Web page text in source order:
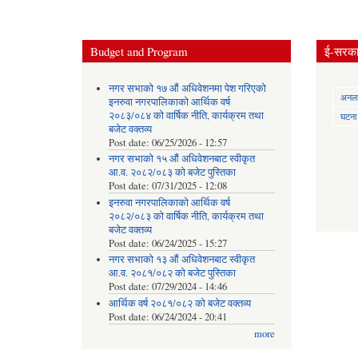
Budget and Program
नगर सभाको १७ औं अधिवेशनमा पेश गरिएको
इनरुवा नगरपालिकाको आर्थिक वर्ष
२०८३/०८४ को वार्षिक नीति, कार्यक्रम तथा
बजेट वक्तव्य
Post date: 06/25/2026 - 12:57
नगर सभाको १५ औं अधिवेशनबाट स्वीकृत
आ.व. २०८२/०८३ को बजेट पुस्तिका
Post date: 07/31/2025 - 12:08
इनरुवा नगरपालिकाको आर्थिक वर्ष
२०८२/०८३ को वार्षिक नीति, कार्यक्रम तथा
बजेट वक्तव्य
Post date: 06/24/2025 - 15:27
नगर सभाको १३ औं अधिवेशनबाट स्वीकृत
आ.व. २०८१/०८२ को बजेट पुस्तिका
Post date: 07/29/2024 - 14:46
आर्थिक वर्ष २०८१/०८२ को बजेट वक्तव्य
Post date: 06/24/2024 - 20:41
more
ई-
घटना